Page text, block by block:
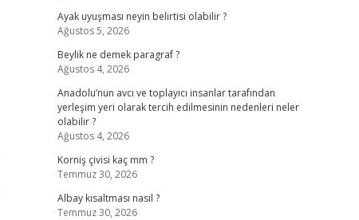
Ayak uyuşması neyin belirtisi olabilir ?
Ağustos 5, 2026
Beylik ne demek paragraf ?
Ağustos 4, 2026
Anadolu’nun avcı ve toplayıcı insanlar tarafından
yerleşim yeri olarak tercih edilmesinin nedenleri neler
olabilir ?
Ağustos 4, 2026
Korniş çivisi kaç mm ?
Temmuz 30, 2026
Albay kısaltması nasıl ?
Temmuz 30, 2026